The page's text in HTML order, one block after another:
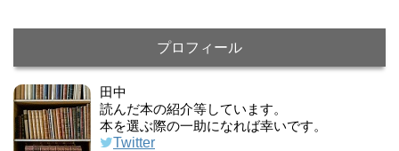
プロフィール
田中
読んだ本の紹介等しています。
本を選ぶ際の一助になれば幸いです。
Twitter